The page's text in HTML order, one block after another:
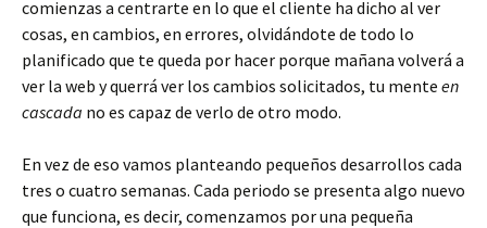
comienzas a centrarte en lo que el cliente ha dicho al ver
cosas, en cambios, en errores, olvidándote de todo lo
planificado que te queda por hacer porque mañana volverá a
ver la web y querrá ver los cambios solicitados, tu mente en
cascada no es capaz de verlo de otro modo.
En vez de eso vamos planteando pequeños desarrollos cada
tres o cuatro semanas. Cada periodo se presenta algo nuevo
que funciona, es decir, comenzamos por una pequeña